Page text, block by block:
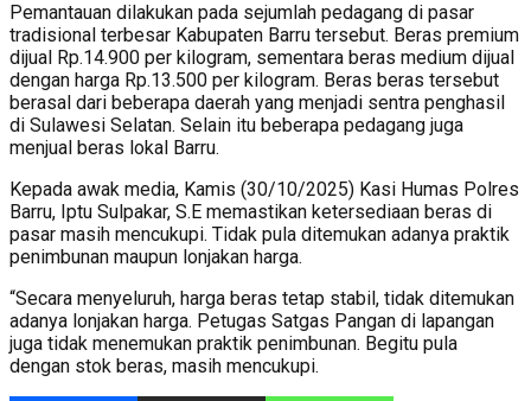
Pemantauan dilakukan pada sejumlah pedagang di pasar
tradisional terbesar Kabupaten Barru tersebut. Beras premium
dijual Rp.14.900 per kilogram, sementara beras medium dijual
dengan harga Rp.13.500 per kilogram. Beras beras tersebut
berasal dari beberapa daerah yang menjadi sentra penghasil
di Sulawesi Selatan. Selain itu beberapa pedagang juga
menjual beras lokal Barru.
Kepada awak media, Kamis (30/10/2025) Kasi Humas Polres
Barru, Iptu Sulpakar, S.E memastikan ketersediaan beras di
pasar masih mencukupi. Tidak pula ditemukan adanya praktik
penimbunan maupun lonjakan harga.
“Secara menyeluruh, harga beras tetap stabil, tidak ditemukan
adanya lonjakan harga. Petugas Satgas Pangan di lapangan
juga tidak menemukan praktik penimbunan. Begitu pula
dengan stok beras, masih mencukupi.